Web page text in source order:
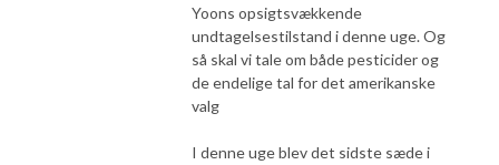
Yoons opsigtsvækkende
undtagelsestilstand i denne uge. Og
så skal vi tale om både pesticider og
de endelige tal for det amerikanske
valg
I denne uge blev det sidste sæde i